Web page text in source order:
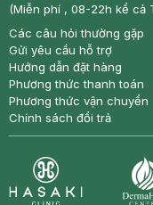
(Miễn phí , 08-22h kể cả
Các câu hỏi thường gặp
Gửi yêu cầu hỗ trợ
Hướng dẫn đặt hàng
Phương thức thanh toán
Phương thức vận chuyển
Chính sách đổi trả